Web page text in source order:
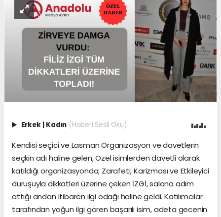
Erkek | Kadın (Haberi Sesli Oku)
Kendisi seçici ve Lasman Organizasyon ve davetlerin
seçkin adı haline gelen, Özel isimlerden davetli olarak
katıldığı organizasyonda; Zarafeti, Karizması ve Etkileyici
duruşuyla dikkatleri üzerine çeken İZGİ, salona adım
attığı andan itibaren ilgi odağı haline geldi. Katılımcılar
tarafından yoğun ilgi gören başarılı isim, adeta gecenin